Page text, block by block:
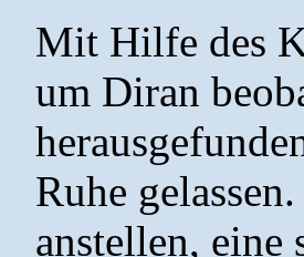
Mit Hilfe des
um Diran
Ruhe
anstellen, eine